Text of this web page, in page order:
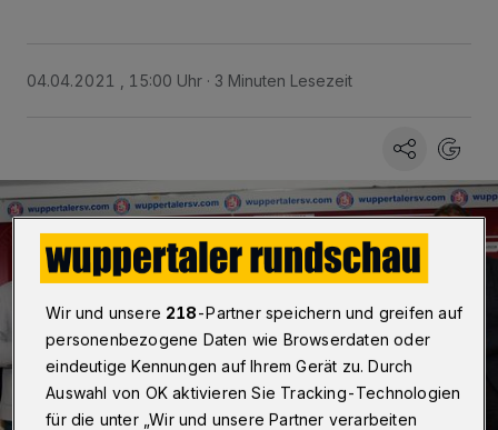
04.04.2021 , 15:00 Uhr 3 Minuten Lesezeit
Wir und unsere 218-Partner speichern und greifen auf
personenbezogene Daten wie Browserdaten oder
eindeutige Kennungen auf Ihrem Gerät zu. Durch
Auswahl von OK aktivieren Sie Tracking-Technologien
für die unter „Wir und unsere Partner verarbeiten